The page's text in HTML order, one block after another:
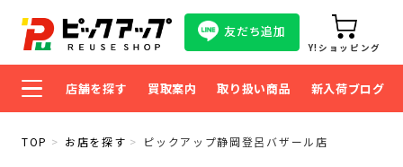
友だち追加
Y!ショッピング
店舗を探す 買取案内 取り扱い商品 新入荷ブログ
TOP お店を探す ピックアップ静岡登呂バザール店